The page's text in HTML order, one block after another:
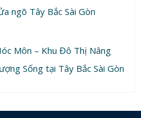
ngõ Tây Bắc Sài Gòn
Môn – Khu Đô Thị Nâng
Sống tại Tây Bắc Sài Gòn